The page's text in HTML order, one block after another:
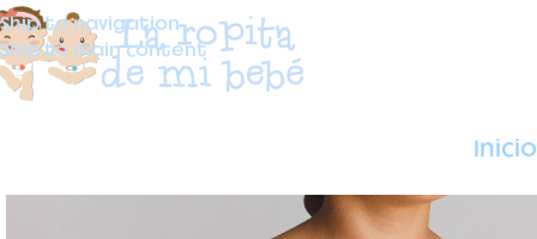
Skip to navigation
Skip to main content
Inicio